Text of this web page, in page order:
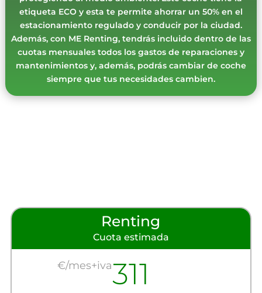
etiqueta ECO y esta te permite ahorrar un 50% en el
estacionamiento regulado y conducir por la ciudad.
Además, con ME Renting, tendrás incluido dentro de las
cuotas mensuales todos los gastos de reparaciones y
mantenimientos y, además, podrás cambiar de coche
siempre que tus necesidades cambien.
Renting
Cuota estimada
€/mes+iva311